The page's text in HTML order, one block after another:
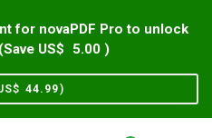
for novaPDF Pro to unlock
US$
5.00 )
44.99)